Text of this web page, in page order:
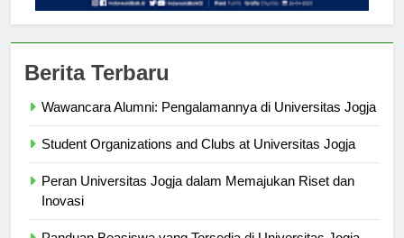
Peran Universitas Jogja dalam Memajukan Riset dan